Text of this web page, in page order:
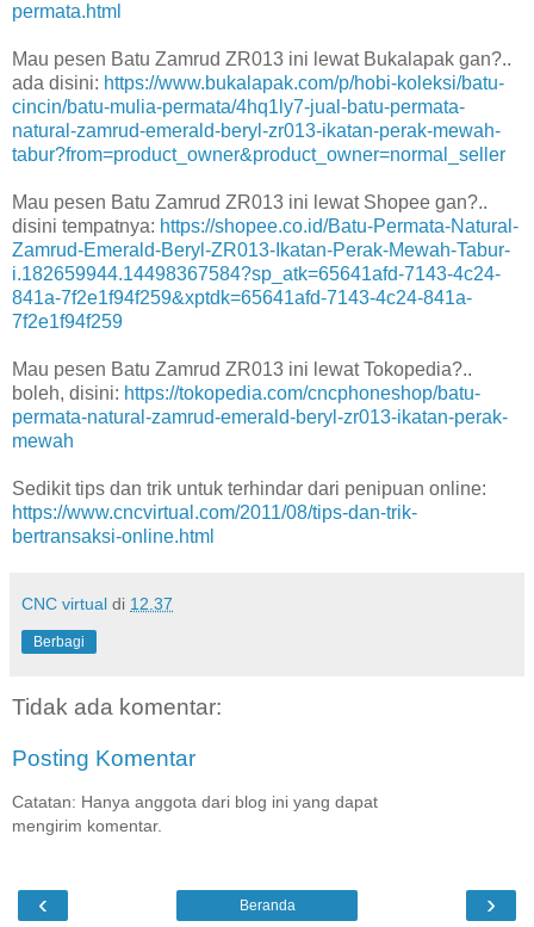
permata.html
Mau pesen Batu Zamrud ZR013 ini lewat Bukalapak gan?..
ada disini: https://www.bukalapak.com/p/hobi-koleksi/batu-
cincin/batu-mulia-permata/4hq1ly7-jual-batu-permata-
natural-zamrud-emerald-beryl-zr013-ikatan-perak-mewah-
tabur?from=product_owner&product_owner=normal_seller
Mau pesen Batu Zamrud ZR013 ini lewat Shopee gan?..
disini tempatnya: https://shopee.co.id/Batu-Permata-Natural-
Zamrud-Emerald-Beryl-ZR013-Ikatan-Perak-Mewah-Tabur-
i.182659944.14498367584?sp_atk=65641afd-7143-4c24-
841a-7f2e1f94f259&xptdk=65641afd-7143-4c24-841a-
7f2e1f94f259
Mau pesen Batu Zamrud ZR013 ini lewat Tokopedia?..
boleh, disini: https://tokopedia.com/cncphoneshop/batu-
permata-natural-zamrud-emerald-beryl-zr013-ikatan-perak-
mewah
Sedikit tips dan trik untuk terhindar dari penipuan online:
https://www.cncvirtual.com/2011/08/tips-dan-trik-
bertransaksi-online.html
CNC virtual di 12.37
Berbagi
Tidak ada komentar:
Posting Komentar
Catatan: Hanya anggota dari blog ini yang dapat
mengirim komentar.
‹ ›
Beranda